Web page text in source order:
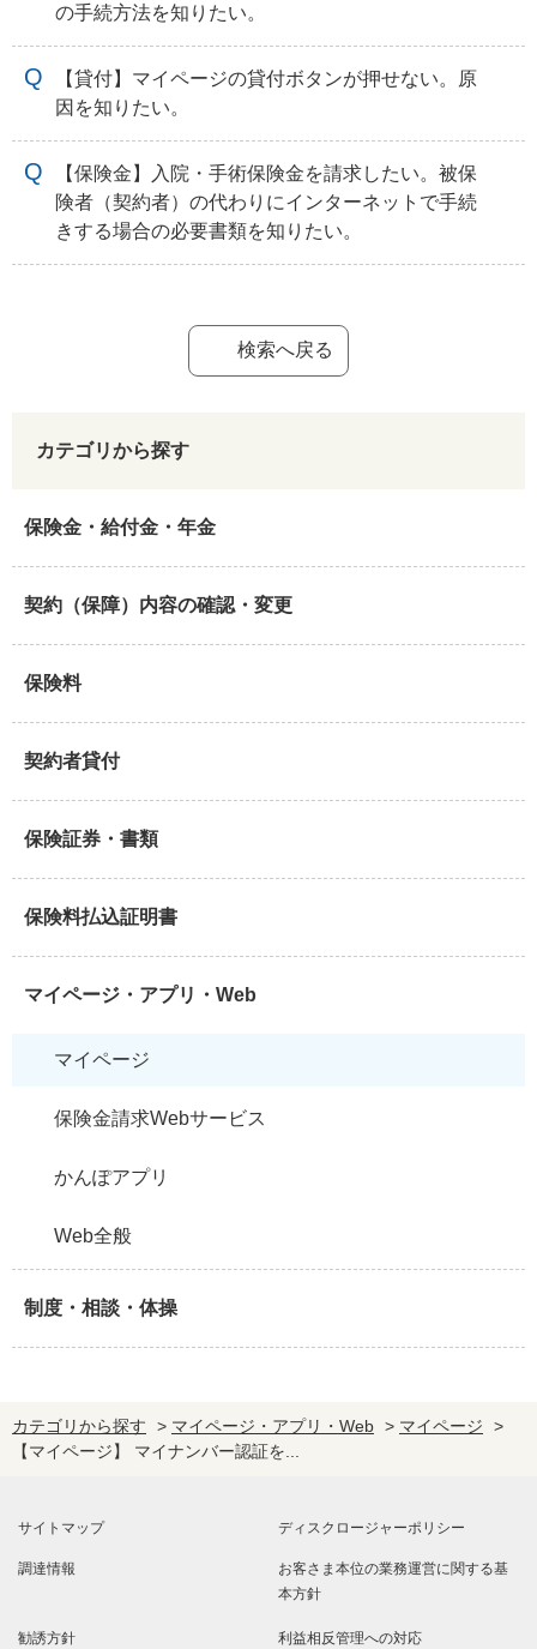
の手続方法を知りたい。
【貸付】マイページの貸付ボタンが押せない。原
因を知りたい。
【保険金】入院・手術保険金を請求したい。被保
険者（契約者）の代わりにインターネットで手続
きする場合の必要書類を知りたい。
検索へ戻る
カテゴリから探す
保険金・給付金・年金
契約（保障）内容の確認・変更
保険料
契約者貸付
保険証券・書類
保険料払込証明書
マイページ・アプリ・Web
マイページ
保険金請求Webサービス
かんぽアプリ
Web全般
制度・相談・体操
カテゴリから探す > マイページ・アプリ・Web > マイページ
>
【マイページ】 マイナンバー認証を...
サイトマップ ディスクロージャーポリシー
調達情報 お客さま本位の業務運営に関する基
本方針
勧誘方針 利益相反管理への対応